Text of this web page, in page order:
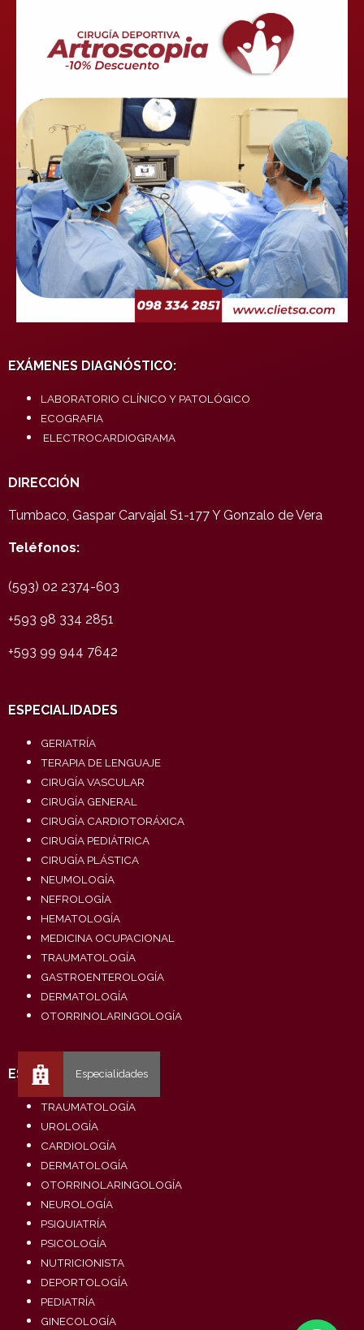
EXÁMENES DIAGNÓSTICO:
LABORATORIO CLÍNICO Y PATOLÓGICO
ECOGRAFIA
ELECTROCARDIOGRAMA
DIRECCIÓN
Tumbaco, Gaspar Carvajal S1-177 Y Gonzalo de Vera
Teléfonos:
(593) 02 2374-603
+593 98 334 2851
+593 99 944 7642
ESPECIALIDADES
GERIATRÍA
TERAPIA DE LENGUAJE
CIRUGÍA VASCULAR
CIRUGÍA GENERAL
CIRUGÍA CARDIOTORÁXICA
CIRUGÍA PEDIÁTRICA
CIRUGÍA PLÁSTICA
NEUMOLOGÍA
NEFROLOGÍA
HEMATOLOGÍA
MEDICINA OCUPACIONAL
TRAUMATOLOGÍA
GASTROENTEROLOGÍA
DERMATOLOGÍA
OTORRINOLARINGOLOGÍA
ESPECIALIDADES
TRAUMATOLOGÍA
UROLOGÍA
CARDIOLOGÍA
DERMATOLOGÍA
OTORRINOLARINGOLOGÍA
NEUROLOGÍA
PSIQUIATRÍA
PSICOLOGÍA
NUTRICIONISTA
DEPORTOLOGÍA
PEDIATRÍA
GINECOLOGÍA